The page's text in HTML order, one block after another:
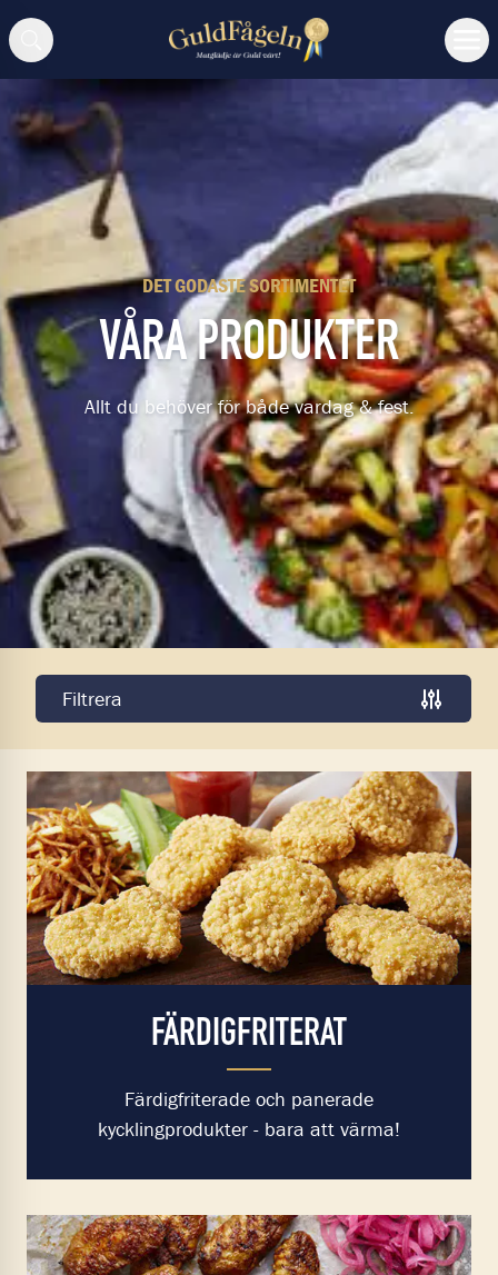
Sök
DET GODASTE SORTIMENTET
VÅRA PRODUKTER
Allt du behöver för både vardag & fest.
Filtrera
FÄRDIGFRITERAT
Färdigfriterade och panerade
kycklingprodukter - bara att värma!